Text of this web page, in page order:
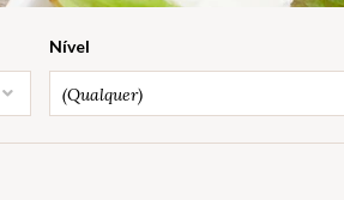
Nível
(Qualquer)